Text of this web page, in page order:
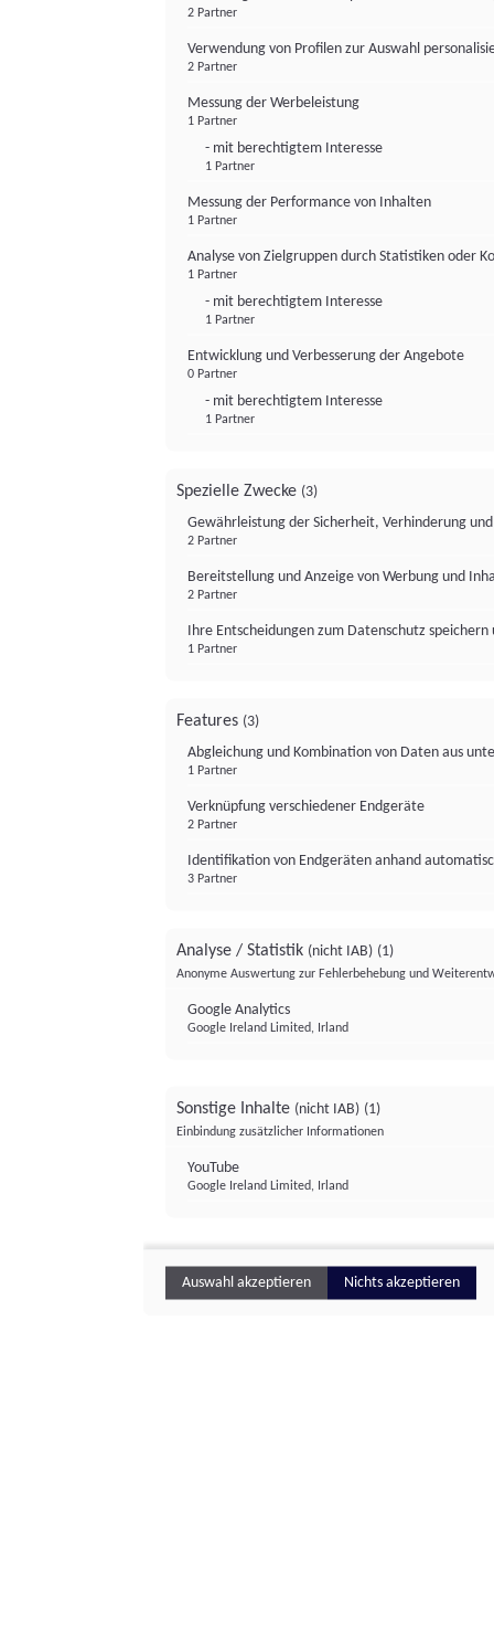
2 Partner
Verwendung von Profilen zur Auswahl
2 Partner
Messung der Werbeleistung
1 Partner
- mit berechtigtem Interesse
1 Partner
Messung der Performance von Inhalten
1 Partner
Analyse von Zielgruppen durch Statistiken oder
1 Partner
- mit berechtigtem Interesse
1 Partner
Entwicklung und Verbesserung der Angebote
0 Partner
- mit berechtigtem Interesse
1 Partner
Spezielle Zwecke (3)
Gewährleistung der Sicherheit, Verhinderung
2 Partner
Bereitstellung und Anzeige von Werbung und
2 Partner
Ihre Entscheidungen zum Datenschutz
1 Partner
Features (3)
Abgleichung und Kombination von Daten aus
1 Partner
Verknüpfung verschiedener Endgeräte
2 Partner
Identifikation von Endgeräten anhand
3 Partner
Analyse / Statistik (nicht IAB) (1)
Anonyme Auswertung zur Fehlerbehebung und
Google Analytics
Google Ireland Limited, Irland
Sonstige Inhalte (nicht IAB) (1)
Einbindung zusätzlicher Informationen
YouTube
Google Ireland Limited, Irland
Auswahl akzeptieren Nichts akzeptieren